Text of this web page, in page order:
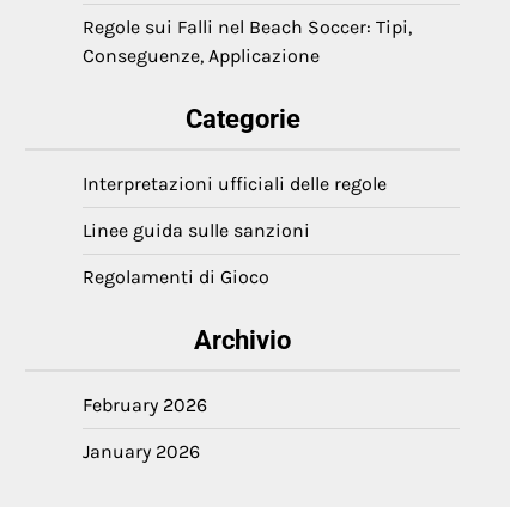
Regole sui Falli nel Beach Soccer: Tipi,
Conseguenze, Applicazione
Categorie
Interpretazioni ufficiali delle regole
Linee guida sulle sanzioni
Regolamenti di Gioco
Archivio
February 2026
January 2026